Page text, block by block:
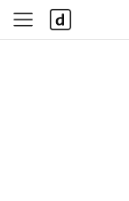
사
이
다
나
와